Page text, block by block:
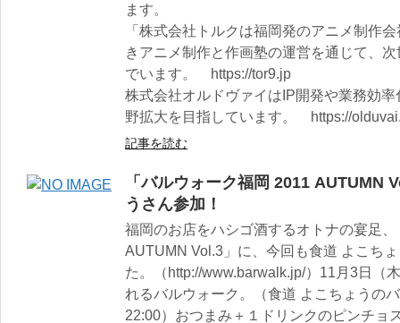
ます。
「株式会社トルクは福岡発のアニメ制作
きアニメ制作と作画塾の運営を通じて、
でいます。 https://tor9.jp
株式会社オルドヴァイはIP開発や業務効
野拡大を目指しています。 https://
記事を読む
「バルウォーク福岡 2011 AUTUMN
うさん参加！
福岡のお店をハシゴ酒するオトナの宴足
AUTUMN Vol.3」に、今回も食道 よこち
た。（http://www.barwalk.jp/）11月3日（
れるバルウォーク。（食道 よこちょうの
22:00）おつまみ＋１ドリンクのピンチョ